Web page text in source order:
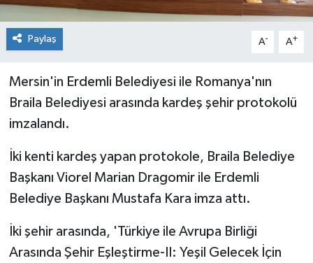
Paylaş A- A+
Mersin'in Erdemli Belediyesi ile Romanya'nın
Braila Belediyesi arasında kardeş şehir protokolü
imzalandı.
İki kenti kardeş yapan protokole, Braila Belediye
Başkanı Viorel Marian Dragomir ile Erdemli
Belediye Başkanı Mustafa Kara imza attı.
İki şehir arasında, 'Türkiye ile Avrupa Birliği
Arasında Şehir Eşleştirme-II: Yeşil Gelecek İçin